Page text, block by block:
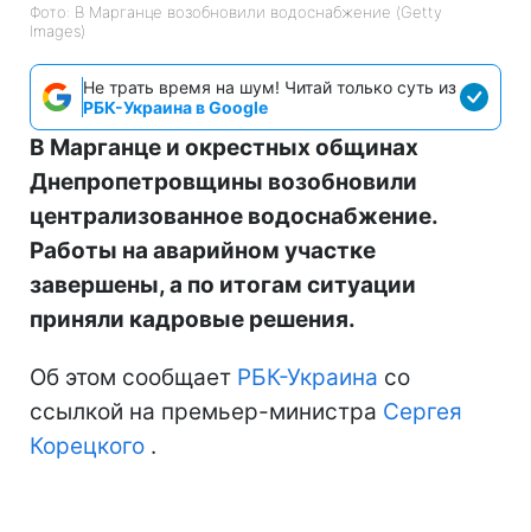
Фото: В Марганце возобновили водоснабжение (Getty
Images)
Не трать время на шум! Читай только суть из
РБК-Украина в Google
В Марганце и окрестных общинах
Днепропетровщины возобновили
централизованное водоснабжение.
Работы на аварийном участке
завершены, а по итогам ситуации
приняли кадровые решения.
Об этом сообщает РБК-Украина со
ссылкой на премьер-министра Сергея
Корецкого .